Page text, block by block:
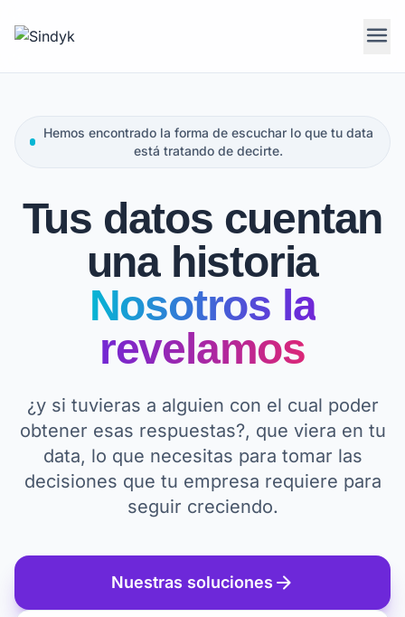
menu
Hemos encontrado la forma de escuchar lo que tu data
está tratando de decirte.
Tus datos cuentan
una historia
Nosotros la
revelamos
¿y si tuvieras a alguien con el cual poder
obtener esas respuestas?, que viera en tu
data, lo que necesitas para tomar las
decisiones que tu empresa requiere para
seguir creciendo.
Nuestras soluciones arrow_forward